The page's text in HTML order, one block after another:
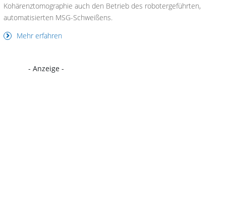
Kohärenztomographie auch den Betrieb des robotergeführten,
automatisierten MSG-Schweißens.
Mehr erfahren
- Anzeige -